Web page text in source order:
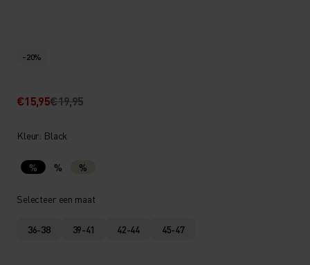
-20%
€15,95€19,95
Kleur: Black
% % %
Selecteer een maat
36-38 39-41 42-44 45-47